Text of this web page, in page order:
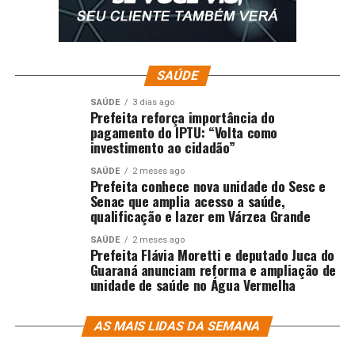
SAÚDE
SAÚDE 3 dias ago
Prefeita reforça importância do
pagamento do IPTU: “Volta como
investimento ao cidadão”
SAÚDE 2 meses ago
Prefeita conhece nova unidade do Sesc e
Senac que amplia acesso a saúde,
qualificação e lazer em Várzea Grande
SAÚDE 2 meses ago
Prefeita Flávia Moretti e deputado Juca do
Guaraná anunciam reforma e ampliação de
unidade de saúde no Água Vermelha
AS MAIS LIDAS DA SEMANA